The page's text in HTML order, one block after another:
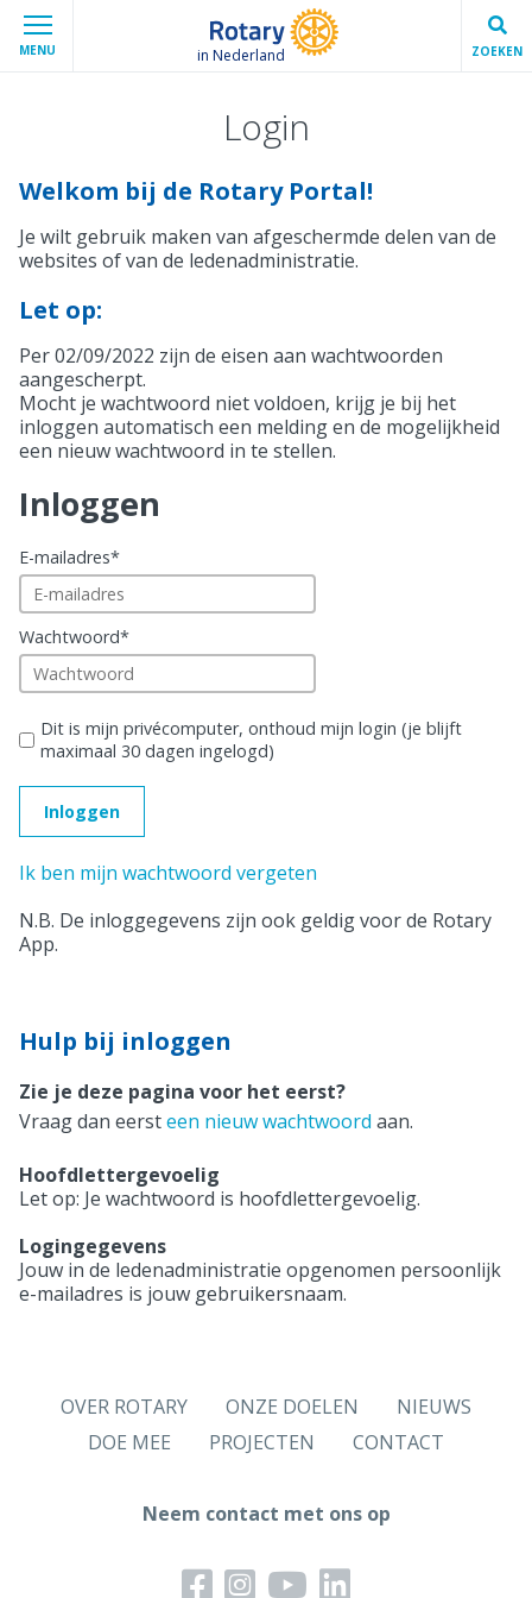
MENU in Nederland ZOEKEN
Login
Welkom bij de Rotary Portal!
Je wilt gebruik maken van afgeschermde delen van de
websites of van de ledenadministratie.
Let op:
Per 02/09/2022 zijn de eisen aan wachtwoorden
aangescherpt.
Mocht je wachtwoord niet voldoen, krijg je bij het
inloggen automatisch een melding en de mogelijkheid
een nieuw wachtwoord in te stellen.
Inloggen
E-mailadres*
Wachtwoord*
Dit is mijn privécomputer, onthoud mijn login (je blijft
maximaal 30 dagen ingelogd)
Ik ben mijn wachtwoord vergeten
N.B. De inloggegevens zijn ook geldig voor de Rotary
App.
Hulp bij inloggen
Zie je deze pagina voor het eerst?
Vraag dan eersteen nieuw wachtwoord aan.
Hoofdlettergevoelig
Let op: Je wachtwoord is hoofdlettergevoelig.
Logingegevens
Jouw in de ledenadministratie opgenomen persoonlijk
e-mailadres is jouw gebruikersnaam.
OVER ROTARY ONZE DOELEN
NIEUWS
DOE MEE
PROJECTEN CONTACT
Neem contact met ons op